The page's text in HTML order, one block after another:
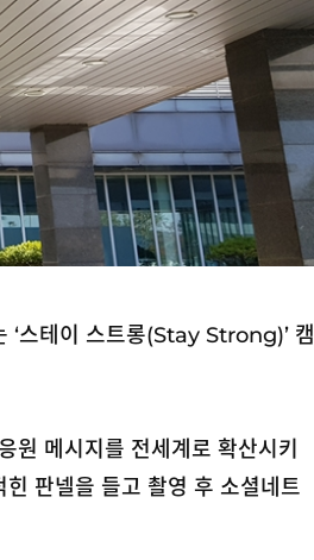
‘스테이 스트롱(Stay Strong)’ 캠
메시지를 전세계로 확산시키
판넬을 들고 촬영 후 소셜네트